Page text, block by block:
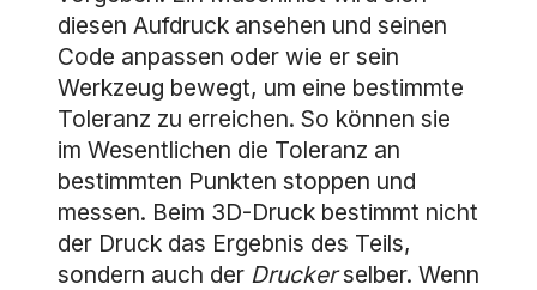
diesen Aufdruck ansehen und seinen
Code anpassen oder wie er sein
Werkzeug bewegt, um eine bestimmte
Toleranz zu erreichen. So können sie
im Wesentlichen die Toleranz an
bestimmten Punkten stoppen und
messen. Beim 3D-Druck bestimmt nicht
der Druck das Ergebnis des Teils,
sondern auch der Druckerselber. Wenn